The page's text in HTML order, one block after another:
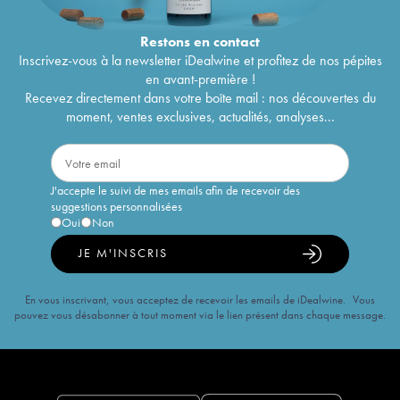
Restons encontact
Inscrivez-vous à la newsletter iDealwine et profitez de nos pépites
en avant-première !
Recevez directement dans votre boîte mail : nos découvertes du
moment, ventes exclusives, actualités, analyses...
J'accepte le suivi de mes emails afin de recevoir des
suggestions personnalisées
Oui
Non
JE M'INSCRIS
En vous inscrivant, vous acceptez de recevoir les emails de iDealwine. Vous
pouvez vous désabonner à tout moment via le lien présent dans chaque message.